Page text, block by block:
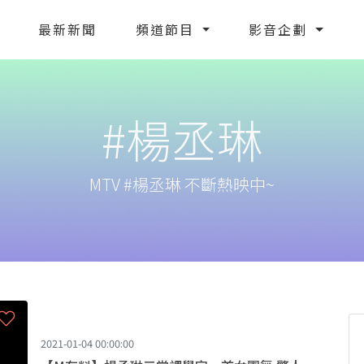
最新新聞 頻道節目 影音企劃
#楊丞琳
MTV #楊丞琳 不斷熱映中~
2021-01-04 00:00:00